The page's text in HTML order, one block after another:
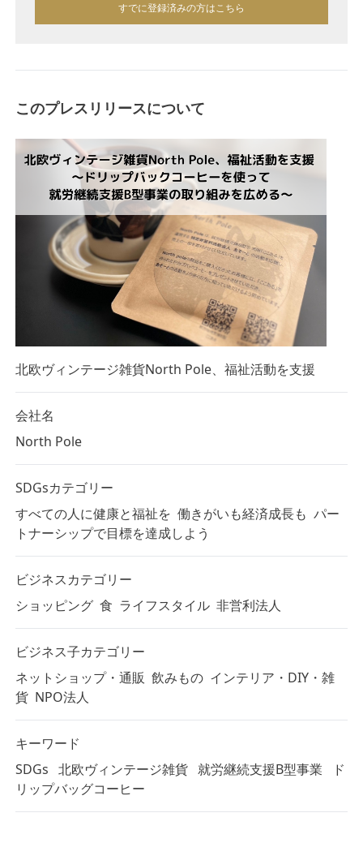
すでに登録済みの方はこちら
このプレスリリースについて
北欧ヴィンテージ雑貨North Pole、福祉活動を支援
会社名
North Pole
SDGsカテゴリー
すべての人に健康と福祉を 働きがいも経済成長も パー
トナーシップで目標を達成しよう
ビジネスカテゴリー
ショッピング 食 ライフスタイル 非営利法人
ビジネス子カテゴリー
ネットショップ・通販 飲みもの インテリア・DIY・雑
貨 NPO法人
キーワード
SDGs 北欧ヴィンテージ雑貨 就労継続支援B型事業
ド
リップバッグコーヒー